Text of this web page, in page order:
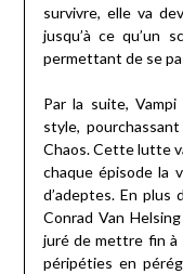
survivre, elle va
jusqu’à ce qu’un
permettant de se
Par la suite,
style,
Chaos. Cette lutte
chaque épisode la
d’adeptes. En plus
Conrad Van
juré de mettre fin à
péripéties en